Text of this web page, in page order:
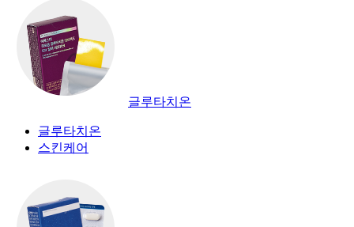
글루타치온
글루타치온
스킨케어